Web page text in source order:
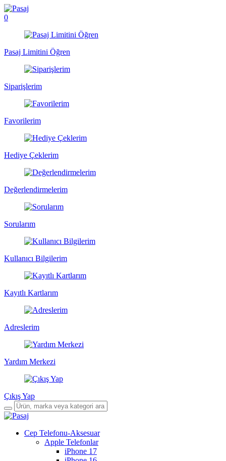
0
Pasaj Limitini Öğren
Siparişlerim
Favorilerim
Hediye Çeklerim
Değerlendirmelerim
Sorularım
Kullanıcı Bilgilerim
Kayıtlı Kartlarım
Adreslerim
Yardım Merkezi
Çıkış Yap
Cep Telefonu-Aksesuar
Apple Telefonlar
iPhone 17